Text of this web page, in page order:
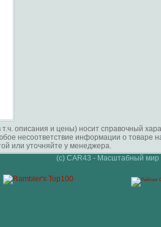
описания и цены) носит справочный
несоответствие информации о
или уточняйте у менеджера.
(c) CAR43 - Масштабный мир